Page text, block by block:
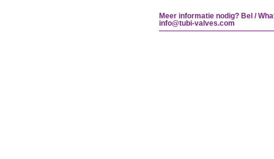
Meer informatie nodig? Bel /
info@tubi-valves.com